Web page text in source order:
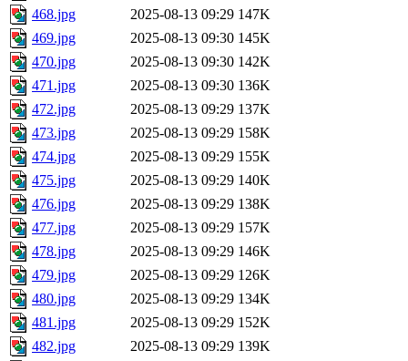
468.jpg
2025-08-13 09:29 147K
469.jpg
2025-08-13 09:30 145K
470.jpg
2025-08-13 09:30 142K
471.jpg
2025-08-13 09:30 136K
472.jpg
2025-08-13 09:29 137K
473.jpg
2025-08-13 09:29 158K
474.jpg
2025-08-13 09:29 155K
475.jpg
2025-08-13 09:29 140K
476.jpg
2025-08-13 09:29 138K
477.jpg
2025-08-13 09:29 157K
478.jpg
2025-08-13 09:29 146K
479.jpg
2025-08-13 09:29 126K
480.jpg
2025-08-13 09:29 134K
481.jpg
2025-08-13 09:29 152K
482.jpg
2025-08-13 09:29 139K